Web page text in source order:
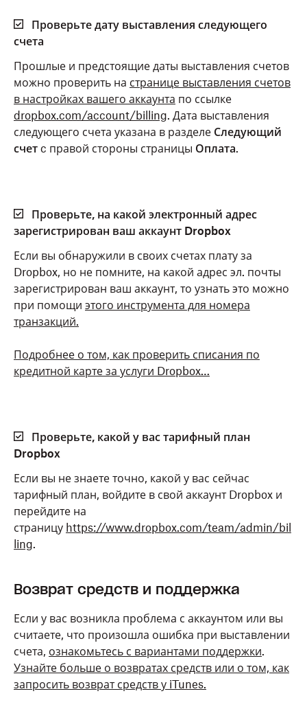
Проверьте дату выставления следующего
счета
Прошлые и предстоящие даты выставления счетов
можно проверить на странице выставления счетов
в настройках вашего аккаунта по ссылке
dropbox.com/account/billing. Дата выставления
следующего счета указана в разделе Следующий
счет c правой стороны страницы Оплата.
Проверьте, на какой электронный адрес
зарегистрирован ваш аккаунт Dropbox
Если вы обнаружили в своих счетах плату за
Dropbox, но не помните, на какой адрес эл. почты
зарегистрирован ваш аккаунт, то узнать это можно
при помощи этого инструмента для номера
транзакций.
Подробнее о том, как проверить списания по
кредитной карте за услуги Dropbox…
Проверьте, какой у вас тарифный план
Dropbox
Если вы не знаете точно, какой у вас сейчас
тарифный план, войдите в свой аккаунт Dropbox и
перейдите на
страницу https://www.dropbox.com/team/admin/bil
ling.
Возврат средств и поддержка
Если у вас возникла проблема с аккаунтом или вы
считаете, что произошла ошибка при выставлении
счета, ознакомьтесь с вариантами поддержки.
Узнайте больше о возвратах средств или о том, как
запросить возврат средств у iTunes.